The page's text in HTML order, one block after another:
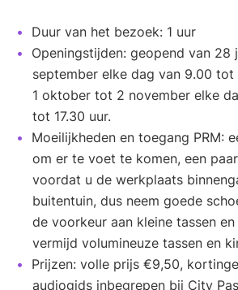
Duur van het bezoek: 1 uur
Openingstijden: geopend van 28
september elke dag van 9.00 tot
1 oktober tot 2 november elke
tot 17.30 uur.
Moeilijkheden en toegang PRM:
om er te voet te komen, een
voordat u de werkplaats
buitentuin, dus neem goede
de voorkeur aan kleine tassen
vermijd volumineuze tassen en
Prijzen: volle prijs €9,50,
audiogids inbegrepen bij City